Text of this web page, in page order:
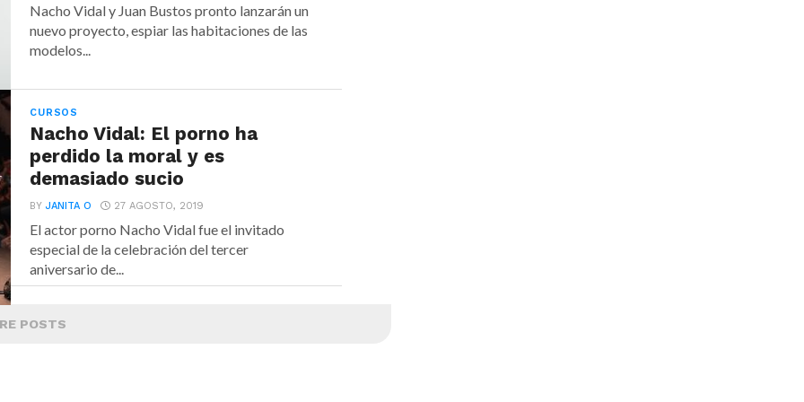
Nacho Vidal y Juan Bustos pronto lanzarán un
nuevo proyecto, espiar las habitaciones de las
modelos...
CURSOS
Nacho Vidal: El porno ha
perdido la moral y es
demasiado sucio
BYJANITA O 27 AGOSTO, 2019
El actor porno Nacho Vidal fue el invitado
especial de la celebración del tercer
aniversario de...
POSTS